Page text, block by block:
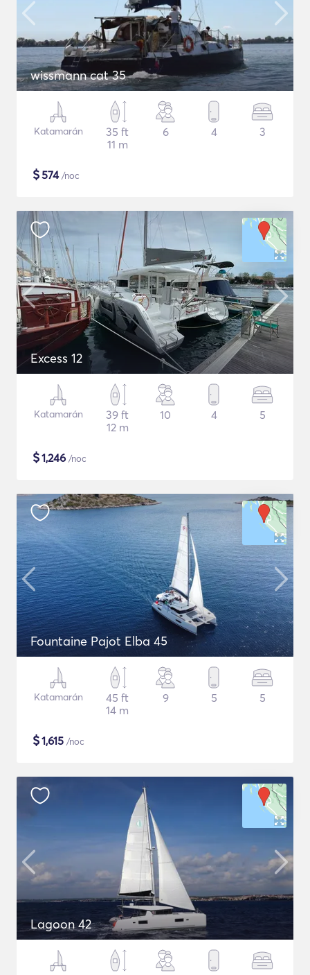
wissmann cat 35
Katamarán
35 ft
11 m
6 4 3
$574/noc
Excess 12
Katamarán
39 ft
12 m
10 4 5
$1,246 /noc
Fountaine Pajot Elba 45
Katamarán
45 ft
14 m
9 5 5
$1,615 /noc
Lagoon 42